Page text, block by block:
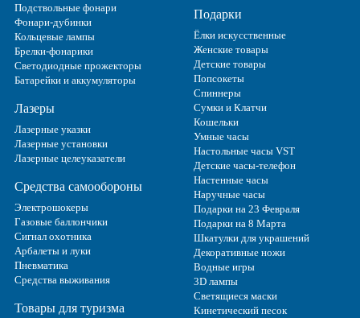
Подствольные фонари
Фонари-дубинки
Кольцевые лампы
Брелки-фонарики
Светодиодные прожекторы
Батарейки и аккумуляторы
Лазеры
Лазерные указки
Лазерные установки
Лазерные целеуказатели
Средства самообороны
Электрошокеры
Газовые баллончики
Сигнал охотника
Арбалеты и луки
Пневматика
Средства выживания
Товары для туризма
Подарки
Ёлки искусственные
Женские товары
Детские товары
Попсокеты
Спиннеры
Сумки и Клатчи
Кошельки
Умные часы
Настольные часы VST
Детские часы-телефон
Настенные часы
Наручные часы
Подарки на 23 Февраля
Подарки на 8 Марта
Шкатулки для украшений
Декоративные ножи
Водные игры
3D лампы
Светящиеся маски
Кинетический песок